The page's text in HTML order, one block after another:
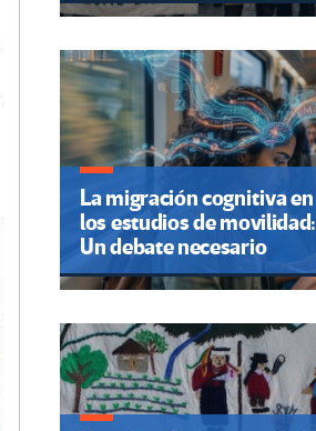
La migración cognitiva en
los estudios de movilidad:
Un debate necesario